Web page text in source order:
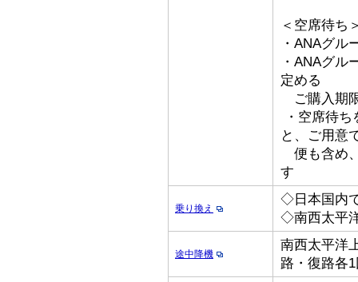
＜空席待ち
・ANAグル
・ANAグル
定める
ご購入期
・空席待
と、ご用意
便も含め
す
乗り換え
◇日本国内
◇南西太平
途中降機
南西太平洋
路・復路各